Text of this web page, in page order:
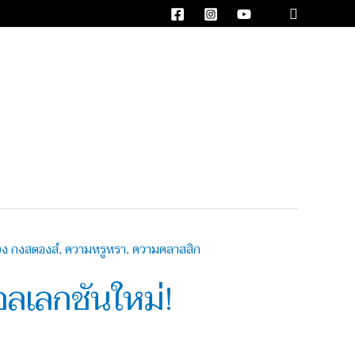
Search
เลกชันใหม่!